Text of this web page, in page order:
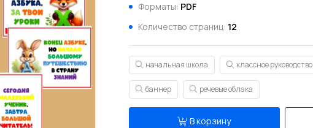
Форматы: PDF
Количество страниц: 12
начальная школа классное руководство
баннер речевые облака
В корзину